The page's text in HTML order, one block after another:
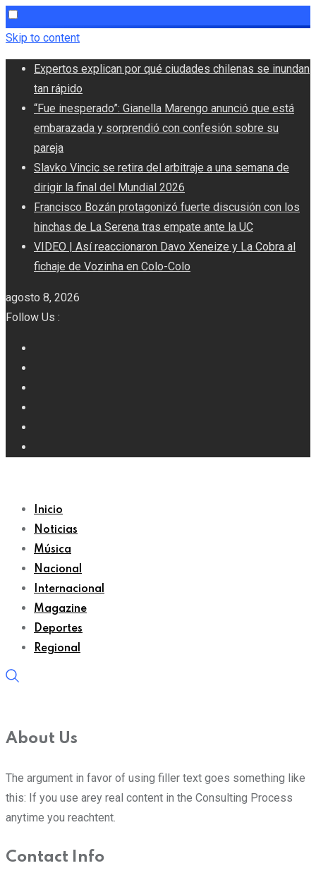
Skip to content
Expertos explican por qué ciudades chilenas se inundan
tan rápido
“Fue inesperado”: Gianella Marengo anunció que está
embarazada y sorprendió con confesión sobre su
pareja
Slavko Vincic se retira del arbitraje a una semana de
dirigir la final del Mundial 2026
Francisco Bozán protagonizó fuerte discusión con los
hinchas de La Serena tras empate ante la UC
VIDEO | Así reaccionaron Davo Xeneize y La Cobra al
fichaje de Vozinha en Colo-Colo
agosto 8, 2026
Follow Us :
Inicio
Noticias
Música
Nacional
Internacional
Magazine
Deportes
Regional
About Us
The argument in favor of using filler text goes something like
this: If you use arey real content in the Consulting Process
anytime you reachtent.
Contact Info